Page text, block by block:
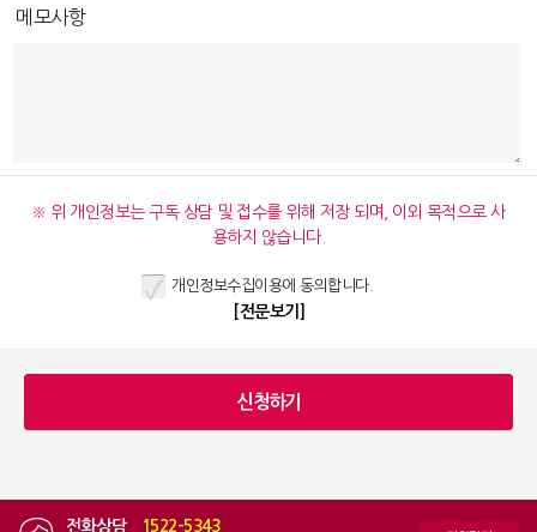
메모사항
※ 위 개인정보는 구독 상담 및 접수를 위해 저장 되며, 이외 목적으로 사
용하지 않습니다.
개인정보수집이용에 동의합니다.
[전문보기]
전화상담 1522-5343